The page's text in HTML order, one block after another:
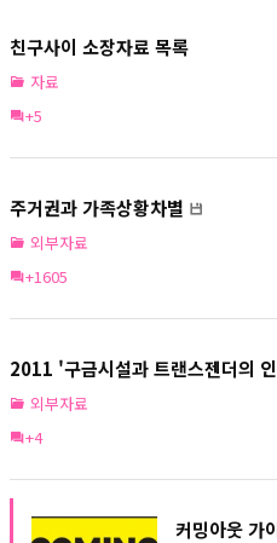
친구사이 소장자료 목록
자료
+5
주거권과 가족상황차별
외부자료
+1605
2011 '구금시설과 트랜스젠더의
외부자료
+4
커밍아웃 가